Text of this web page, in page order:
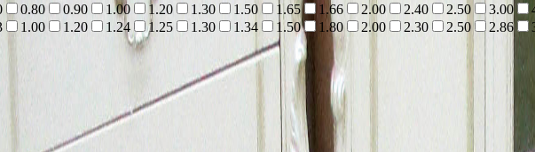
0.80 0.90 1.00 1.20 1.30 1.50 1.65 1.66 2.00 2.40 2.50 3.00
1.00 1.20 1.24 1.25 1.30 1.34 1.50 1.80 2.00 2.30 2.50 2.86